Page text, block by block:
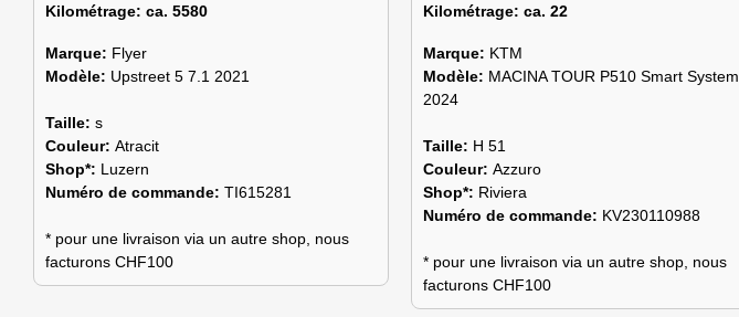
Kilométrage: ca. 5580
Marque: Flyer
Modèle: Upstreet 5 7.1 2021
Taille: s
Couleur: Atracit
Shop*: Luzern
Numéro de commande: TI615281
* pour une livraison via un autre shop, nous
facturons CHF100
Kilométrage: ca. 22
Marque: KTM
Modèle: MACINA TOUR P510 Smart System
2024
Taille: H 51
Couleur: Azzuro
Shop*: Riviera
Numéro de commande: KV230110988
* pour une livraison via un autre shop, nous
facturons CHF100